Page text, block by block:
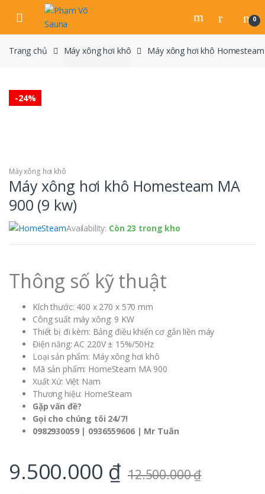
navigation
content
0
Trang chủ Máy xông hơi khô Máy xông hơi khô
-24%
Máy xông hơi khô
Máy xông hơi khô Homesteam MA
900 (9 kw)
Availability: Còn 23 trong kho
Thông số kỹ thuật
Kích thước: 400 x 270 x 570 mm
Công suất máy xông: 9 KW
Thiết bị đi kèm: Bảng điều khiển cơ gắn liền máy
Điện năng: AC 220V ± 15%/50Hz
Loại sản phẩm: Máy xông hơi khô
Mã sản phẩm: HomeSteam MA 900
Xuất Xứ: Việt Nam
Thương hiệu: HomeSteam
Gặp vấn đề?
Gọi cho chúng tôi 24/7!
0982930059 | 0936559606 | Mr Tuân
9.500.000 ₫ 12.500.000₫